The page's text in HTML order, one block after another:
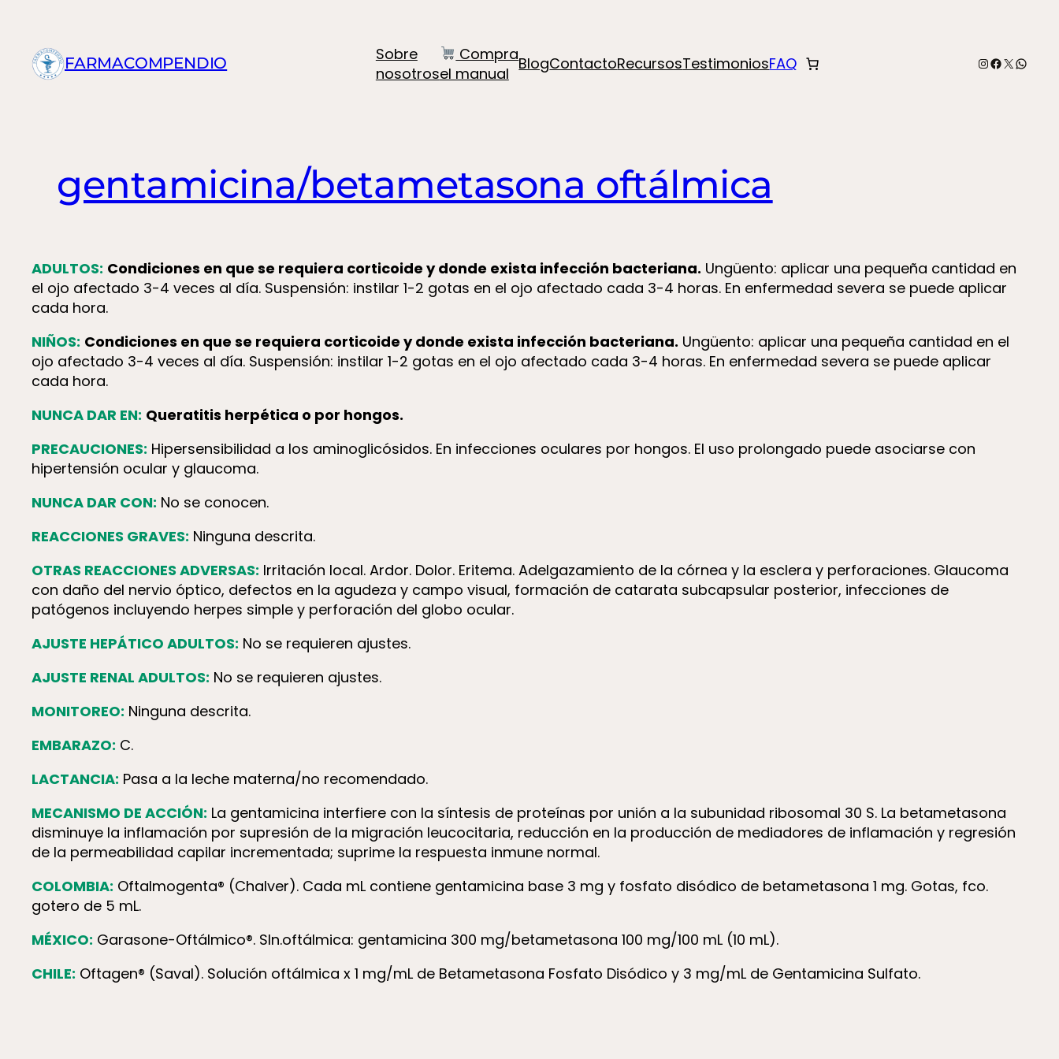
contenidoFARMACOMPENDIO
Sobre
nosotros
Compra
el manual BlogContactoRecursosTestimoniosFAQ Instagram
Facebook
X
gentamicina/betametasona oftálmica
ADULTOS: Condiciones en que se requiera corticoide y donde exista infección bacteriana. Ungüento: aplicar una pequeña cantidad en
el ojo afectado 3-4 veces al día. Suspensión: instilar 1-2 gotas en el ojo afectado cada 3-4 horas. En enfermedad severa se puede aplicar
cada hora.
NIÑOS: Condiciones en que se requiera corticoide y donde exista infección bacteriana. Ungüento: aplicar una pequeña cantidad en el
ojo afectado 3-4 veces al día. Suspensión: instilar 1-2 gotas en el ojo afectado cada 3-4 horas. En enfermedad severa se puede aplicar
cada hora.
NUNCA DAR EN: Queratitis herpética o por hongos.
PRECAUCIONES: Hiper­sen­si­bi­lidad a los aminoglicósidos. En infecciones oculares por hongos. El uso prolongado puede asociarse con
hipertensión ocular y glaucoma.
NUNCA DAR CON: No se conocen.
REACCIONES GRAVES: Ninguna descrita.
OTRAS REACCIONES ADVERSAS: Irritación local. Ardor. Dolor. Eritema. Adelgazamiento de la córnea y la esclera y perforaciones. Glaucoma
con daño del nervio óptico, defectos en la agudeza y campo visual, formación de catarata subcapsular posterior, infecciones de
patógenos incluyendo herpes simple y perforación del globo ocular.
AJUSTE HEPÁTICO ADULTOS: No se requieren ajustes.
AJUSTE RENAL ADULTOS: No se requieren ajustes.
MONITOREO: Ninguna descrita.
EMBARAZO: C.
LACTANCIA: Pasa a la leche materna/no recomendado.
MECANISMO DE ACCIÓN: La gentamicina interfiere con la síntesis de proteínas por unión a la subunidad ribosomal 30 S. La betametasona
disminuye la inflamación por supresión de la migración leucocitaria, reducción en la producción de mediadores de inflamación y regresión
de la permeabilidad capilar incrementada; suprime la respuesta inmune normal.
COLOMBIA: Oftalmogenta® (Chalver). Cada mL contiene gentamicina base 3 mg y fosfato disódico de betametasona 1 mg. Gotas, fco.
gotero de 5 mL.
MÉXICO: Garasone-Oftálmico®. Sln.oftálmica: gentamicina 300 mg/betametasona 100 mg/100 mL (10 mL).
CHILE: Oftagen® (Saval). Solución oftálmica x 1 mg/mL de Betametasona Fosfato Disódico y 3 mg/mL de Gentamicina Sulfato.